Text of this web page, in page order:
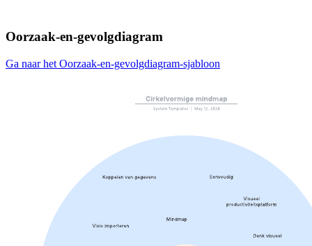
Oorzaak-en-gevolgdiagram
Ga naar het Oorzaak-en-gevolgdiagram-sjabloon